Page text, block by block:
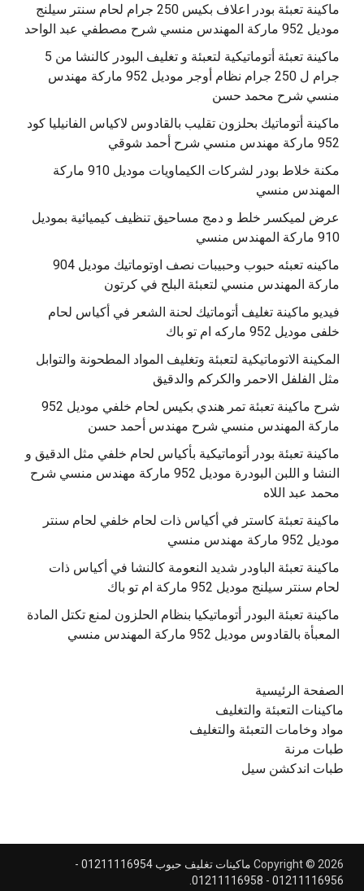
ماكينة تعبئة بودر اعلاف بكيس 250 جرام لحام سنتر سيلنج
موديل 952 ماركة المهندس منسي شرح مصطفي عبد الواحد
ماكينة تعبئة أتوماتيكية لتعبئة و تغليف البودر كالنشا من 5
جرام ل 250 جرام نظام أوجر موديل 952 ماركة مهندس
منسي شرح محمد حسن
‫ماكينة أتوماتيك بحلزون تقليب بالقادوس لاكياس الفانيليا كود
مكنة خلاط بودر لشركات الكيماويات موديل 910 ماركة
المهندس منسي
عرض لميكسر خلط و دمج مساحيق تنظيف كيميائية بموديل
910 ماركة المهندس منسي
‫ماكينه تعبئه حبوب وحبيبات نصف اوتوماتيك موديل 904
‫فيديو ماكينة تغليف أتوماتيك لحنة الشعر في أكياس لحام
خلفى موديل 952 ماركه ام تو باك
المكينة الاتوماتيكية لتعبئة وتغليف المواد المطحونة والتوابل
مثل الفلفل الاحمر والكركم والدقيق
‫شرح ماكينة تعبئة تمر هندي بكيس لحام خلفي موديل 952
ماكينة تعبئة بودر أتوماتيكية بأكياس لحام خلفي مثل الدقيق و
النشا و اللبن البودرة موديل 952 ماركة مهندس منسي شرح
محمد عبد اللاه
‫ماكينة تعبئة كاستر في أكياس ذات لحام خلفي لحام سنتر
موديل 952 ماركة مهندس منسي
‫ماكينة تعبئة الباودر شديد النعومة كالنشا في أكياس ذات
‫ماكينة تعبئة البودر أتوماتيكيا بنظام الحلزون لمنع تكتل المادة
الصفحة الرئيسية
ماكينات التعبئة والتغليف
مواد وخامات التعبئة والتغليف
طبات مرنة
طبات اندكشن سيل
Copyright © 2026
ماكينات تغليف حبوب 01211116954 -
01211116956 - 01211116958
.